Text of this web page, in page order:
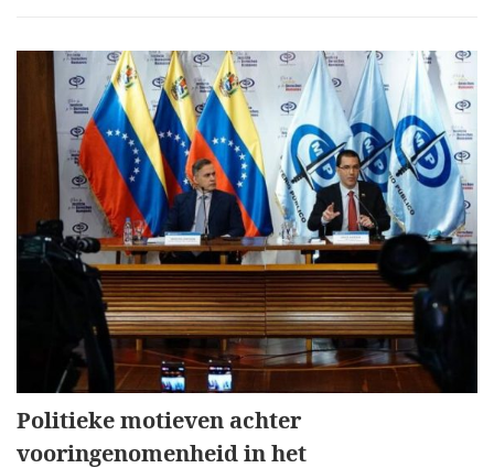
Politieke motieven achter
vooringenomenheid in het